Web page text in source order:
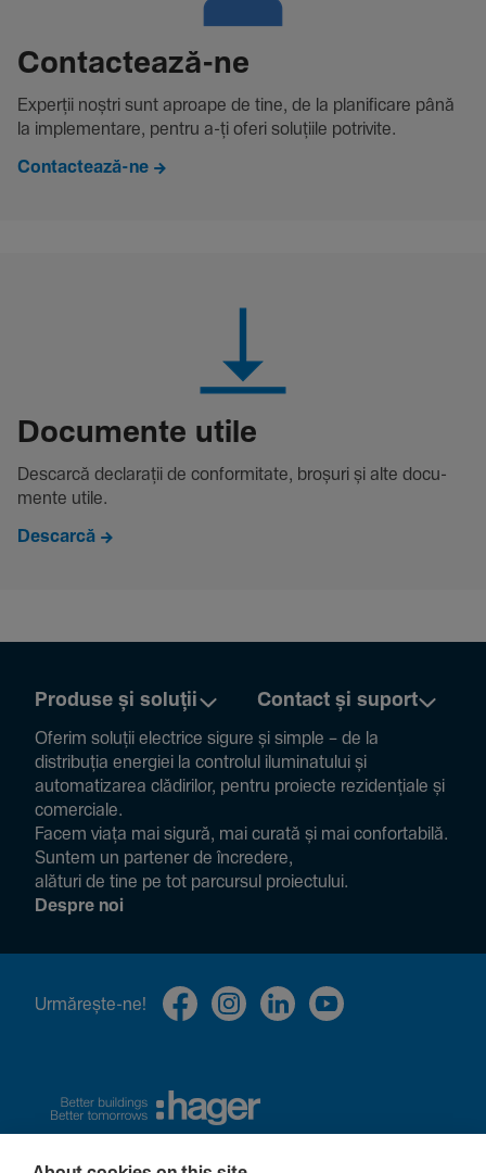
Contac­tează-ne
Experții noștri sunt aproape de tine, de la plani­fi­care până
la imple­men­tare, pentru a-ți oferi solu­țiile potri­vite.
Contactează-ne
Docu­mente utile
Descarcă decla­rații de conformitate, broșuri și alte docu­
mente utile.
Descarcă
Produse și soluții Contact și suport
Oferim soluții electrice sigure și simple – de la
distribuția energiei la controlul ilumi­na­tului și
auto­ma­ti­zarea clădi­rilor, pentru proiecte rezi­den­țiale și
comer­ciale.
Facem viața mai sigură, mai curată și mai confor­ta­bilă.
Suntem un partener de încre­dere,
alături de tine pe tot parcursul proiec­tului.
Despre noi
Urmă­rește-ne!